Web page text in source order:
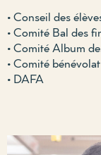
• Conseil des
• Comité Bal des
• Comité Album
• Comité bénévolat
• DAFA